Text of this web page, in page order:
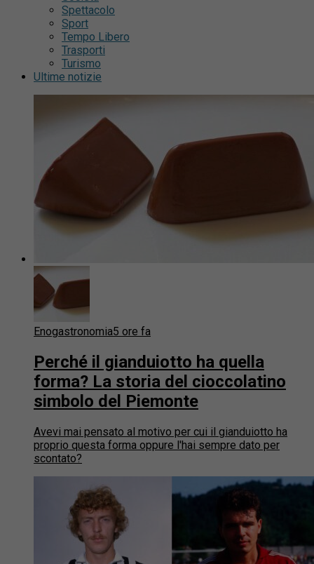
Spettacolo
Sport
Tempo Libero
Trasporti
Turismo
Ultime notizie
Enogastronomia5 ore fa
Perché il gianduiotto ha quella
forma? La storia del cioccolatino
simbolo del Piemonte
Avevi mai pensato al motivo per cui il gianduiotto ha
proprio questa forma oppure l'hai sempre dato per
scontato?